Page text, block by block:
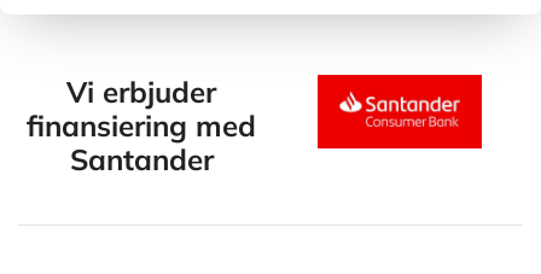
Vi erbjuder
finansiering med
Santander